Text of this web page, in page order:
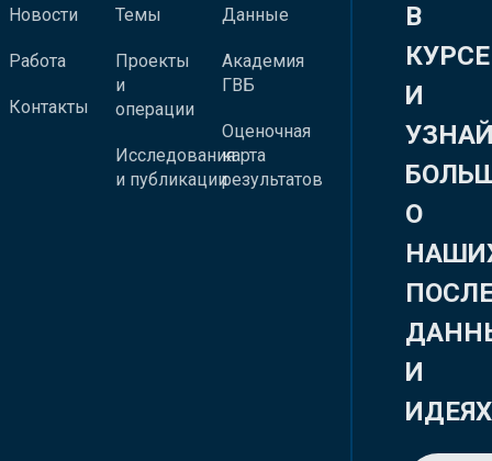
Новости
Работа
Контакты
Темы
Проекты
и
операции
Исследования
и публикации
Данные
Академия
ГВБ
Оценочная
карта
результатов
В
КУРСЕ
И
О
И
ИДЕЯХ